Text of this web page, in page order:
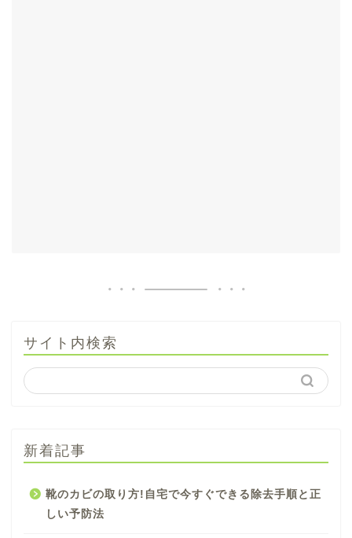
サイト内検索
新着記事
靴のカビの取り方!自宅で今すぐできる除去手順と正
しい予防法